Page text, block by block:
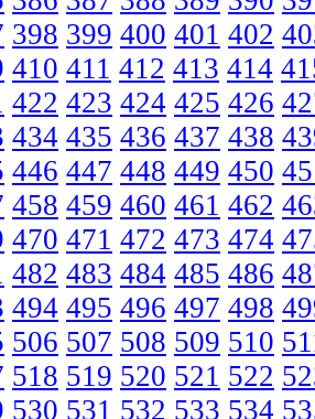
398 399 400 401 402
410 411 412 413 414
422 423 424 425 426
434 435 436 437 438
446 447 448 449 450
458 459 460 461 462
470 471 472 473 474
482 483 484 485 486
494 495 496 497 498
506 507 508 509 510
518 519 520 521 522
530 531 532 533 534